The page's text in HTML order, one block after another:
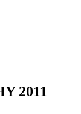
2011